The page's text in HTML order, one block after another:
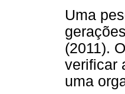
Uma
(2011).
verificar
uma